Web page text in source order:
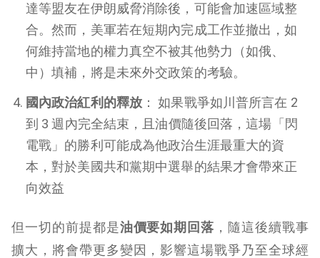
達等盟友在伊朗威脅消除後，可能會加速區域整
合。然而，美軍若在短期內完成工作並撤出，如
何維持當地的權力真空不被其他勢力（如俄、
中）填補，將是未來外交政策的考驗。
國內政治紅利的釋放 ： 如果戰爭如川普所言在 2
到 3 週內完全結束，且油價隨後回落，這場「閃
電戰」的勝利可能成為他政治生涯最重大的資
本，對於美國共和黨期中選舉的結果才會帶來正
向效益
但一切的前提都是油價要如期回落 ，隨這後續戰事
擴大，將會帶更多變因，影響這場戰爭乃至全球經